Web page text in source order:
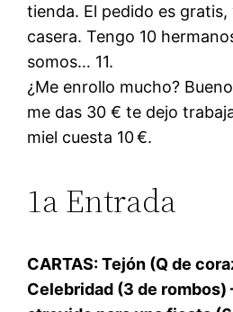
tienda. El pedido es
casera. Tengo 10
somos… 11.
¿Me enrollo mucho?
me das 30 € te dejo
miel cuesta 10 €.
1a Entrada
CARTAS: Tejón (Q de
Celebridad (3 de rombos)